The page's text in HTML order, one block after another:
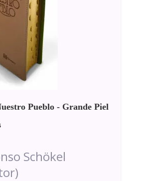
Pueblo - Grande Piel
Schökel